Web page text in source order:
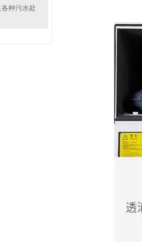
种污水处